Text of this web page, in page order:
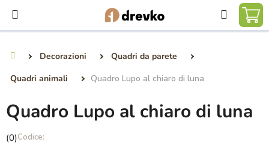
contenuto
Ricerca
Decorazioni
Quadri da parete
Quadri animali
Quadro Lupo al chiaro di luna
Quadro Lupo al chiaro di luna
La
(0)